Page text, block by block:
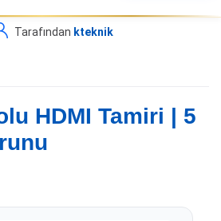
Tarafından kteknik
HDMI Tamiri | 5